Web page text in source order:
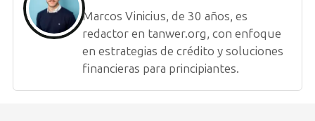
Marcos Vinicius, de 30 años, es
redactor en tanwer.org, con enfoque
en estrategias de crédito y soluciones
financieras para principiantes.